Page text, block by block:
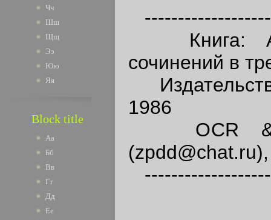
Чч
Шш
Щщ
Ээ
Юю
Яя
Block title
Аа
Бб
Вв
Гг
Дд
Ее
Книга:
сочинений в
1986
OCR &